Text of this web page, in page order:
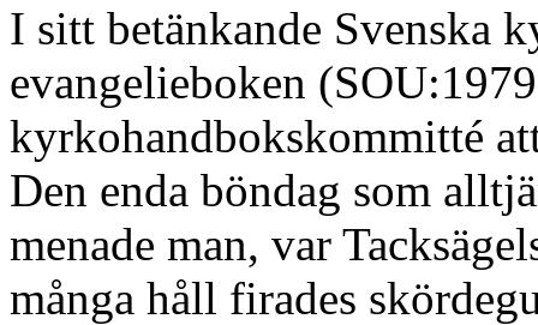
I sitt betänkande Svenska
evangelieboken
kyrkohandbokskommitté
Den enda böndag som
menade man, var
många håll firades